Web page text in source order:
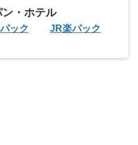
ック JR楽パック